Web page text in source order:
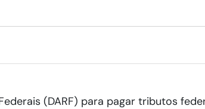
(DARF) para pagar tributos